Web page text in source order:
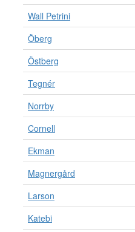
Wall Petrini
Öberg
Östberg
Tegnér
Norrby
Cornell
Ekman
Magnergård
Larson
Katebi